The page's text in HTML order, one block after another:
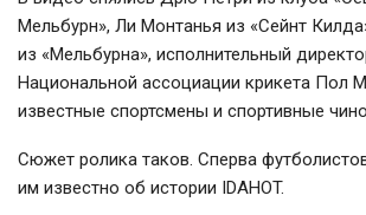
Мельбурн», Ли Монтанья из «Сейнт
из «Мельбурна», исполнительный
Национальной ассоциации крикета Пол
известные спортсмены и спортивные
Сюжет ролика таков. Сперва
им известно об истории IDAHOT.